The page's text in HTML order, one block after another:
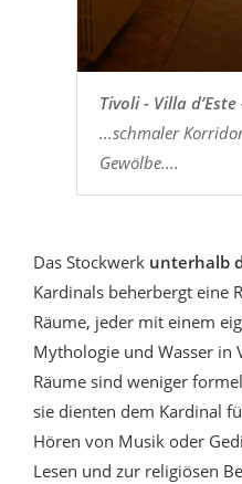
Tivoli - Villa
...schmaler
Gewölbe....
Das Stockwerk unterhalb
Kardinals beherbergt eine
Räume, jeder mit einem
Mythologie und Wasser in
Räume sind weniger
sie dienten dem Kardinal
Hören von Musik oder
Lesen und zur religiösen